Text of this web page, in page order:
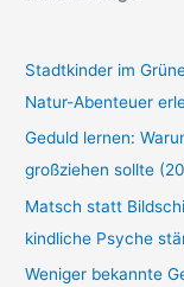
Stadtkinder im
Natur-Abenteuer
Geduld lernen:
großziehen sollte
Matsch statt
kindliche Psyche
Weniger bekannte